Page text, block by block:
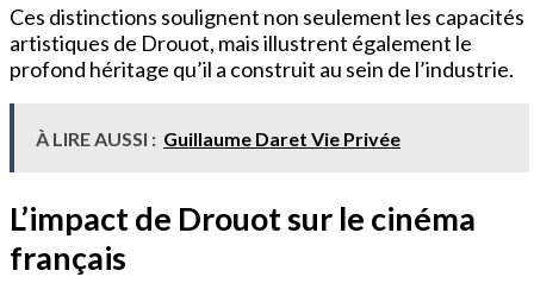
Ces distinctions soulignent non seulement les capacités
artistiques de Drouot, mais illustrent également le
profond héritage qu’il a construit au sein de l’industrie.
À LIRE AUSSI : Guillaume Daret Vie Privée
L’impact de Drouot sur le cinéma
français